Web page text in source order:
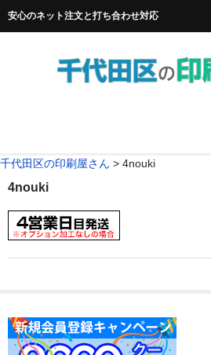
安心のネット注文と打ち合わせ対応
フルカラー冊子印刷
チラシ
ポスター
千代田区の印刷屋さん > 4nouki
4nouki